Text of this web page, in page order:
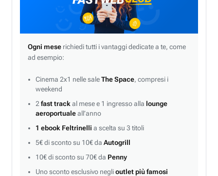
Ogni mese richiedi tutti i vantaggi dedicate a te, come
ad esempio:
Cinema 2x1 nelle saleThe Space, compresi i
weekend
2 fast track al mese e 1 ingresso alla lounge
aeroportualeall’anno
1 ebook Feltrinelli a scelta su 3 titoli
5€ di sconto su 10€ da Autogrill
10€ di sconto su 70€ da Penny
Uno sconto esclusivo neglioutlet più famosi